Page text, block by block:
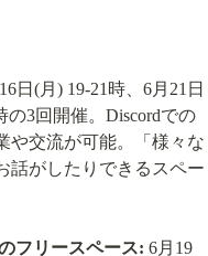
日(月) 19-21時、6月21日
の3回開催。Discordでの
や交流が可能。「様々な
話がしたりできるスペー
フリースペース: 6月19